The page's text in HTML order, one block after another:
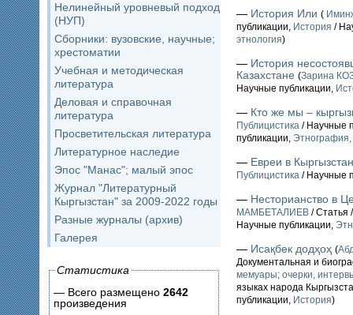
Нелинейный уровневый подход
(НУП)
Сборники: вузовские, научные;
хрестоматии
Учебная и методическая
литература
Деловая и справочная
литература
Просветительская литература
Литературное наследие
Эпос "Манас"; малый эпос
Журнал "Литературный
Кыргызстан" за 2009-2022 годы
Разные журналы (архив)
Галерея
Статистика
— Всего размещено 2642
произведения
— История Или (
публикации, История /
этнология)
— История
Казахстане (Зарина
Научные публикации,
— Кто же мы –
Публицистика / Научные
публикации, Этнография,
— Евреи в
Публицистика / Научные
— Несторианство в
МАМБЕТАЛИЕВ / Статья
Научные публикации,
— Исақбек додҳоҳ (
Документальная и
мемуары; очерки,
языках народа
публикации, История)